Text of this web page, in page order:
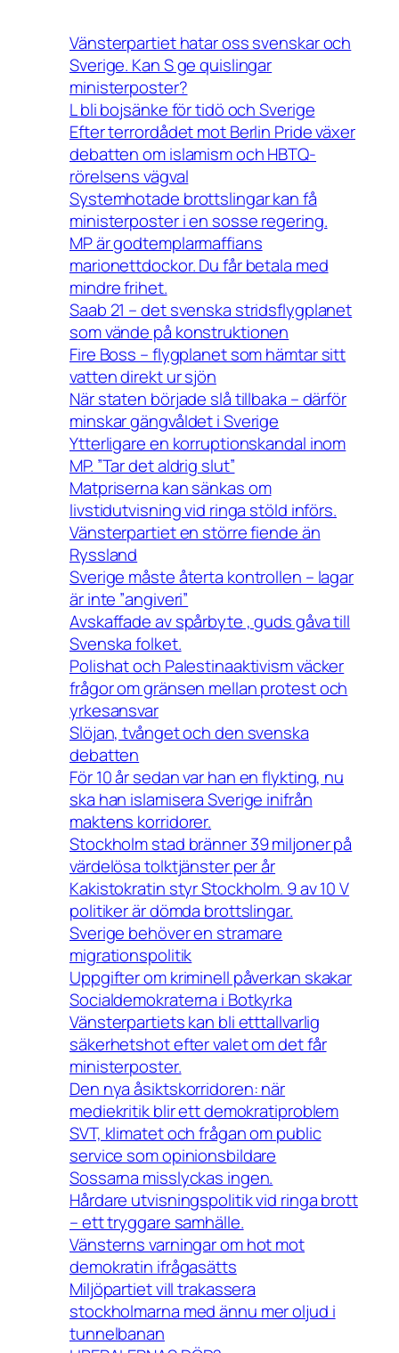
Vänsterpartiet hatar oss svenskar och
Sverige. Kan S ge quislingar
ministerposter?
L bli bojsänke för tidö och Sverige
Efter terrordådet mot Berlin Pride växer
debatten om islamism och HBTQ-
rörelsens vägval
Systemhotade brottslingar kan få
ministerposter i en sosse regering.
MP är godtemplarmaffians
marionettdockor. Du får betala med
mindre frihet.
Saab 21 – det svenska stridsflygplanet
som vände på konstruktionen
Fire Boss – flygplanet som hämtar sitt
vatten direkt ur sjön
När staten började slå tillbaka – därför
minskar gängvåldet i Sverige
Ytterligare en korruptionskandal inom
MP. ”Tar det aldrig slut”
Matpriserna kan sänkas om
livstidutvisning vid ringa stöld införs.
Vänsterpartiet en större fiende än
Ryssland
Sverige måste återta kontrollen – lagar
är inte ”angiveri”
Avskaffade av spårbyte , guds gåva till
Svenska folket.
Polishat och Palestinaaktivism väcker
frågor om gränsen mellan protest och
yrkesansvar
Slöjan, tvånget och den svenska
debatten
För 10 år sedan var han en flykting, nu
ska han islamisera Sverige inifrån
maktens korridorer.
Stockholm stad bränner 39 miljoner på
värdelösa tolktjänster per år
Kakistokratin styr Stockholm. 9 av 10 V
politiker är dömda brottslingar.
Sverige behöver en stramare
migrationspolitik
Uppgifter om kriminell påverkan skakar
Socialdemokraterna i Botkyrka
Vänsterpartiets kan bli etttallvarlig
säkerhetshot efter valet om det får
ministerposter.
Den nya åsiktskorridoren: när
mediekritik blir ett demokratiproblem
SVT, klimatet och frågan om public
service som opinionsbildare
Sossarna misslyckas ingen.
Hårdare utvisningspolitik vid ringa brott
– ett tryggare samhälle.
Vänsterns varningar om hot mot
demokratin ifrågasätts
Miljöpartiet vill trakassera
stockholmarna med ännu mer oljud i
tunnelbanan